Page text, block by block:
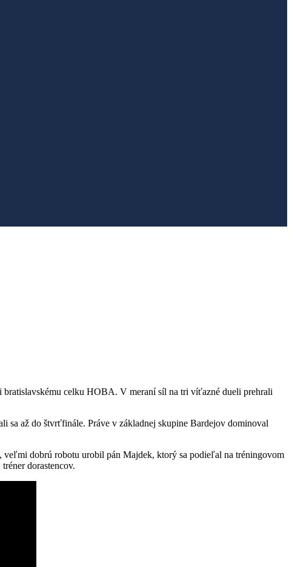
celku HOBA. V meraní síl na tri víťazné dueli prehrali
sa až do štvrťfinále. Práve v základnej skupine Bardejov dominoval
veľmi dobrú robotu urobil pán Majdek, ktorý sa podieľal na tréningovom
dorastencov.